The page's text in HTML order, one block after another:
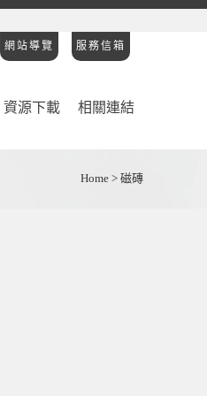
網站導覽 服務信箱
資源下載 相關連結
Home > 磁磚